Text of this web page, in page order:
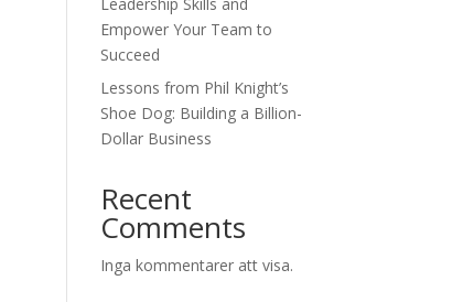
Empower Your Team to
Succeed
Lessons from Phil Knight’s
Shoe Dog: Building a Billion-
Dollar Business
Recent
Comments
Inga kommentarer att visa.